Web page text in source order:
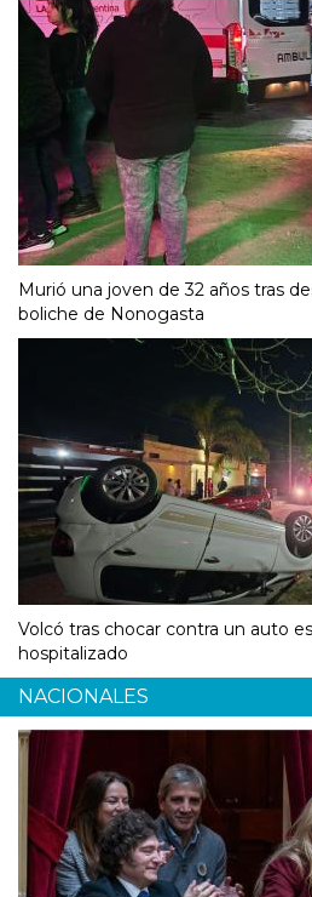
Murió una joven de 32 años tras
boliche de Nonogasta
Volcó tras chocar contra un auto
hospitalizado
NACIONALES